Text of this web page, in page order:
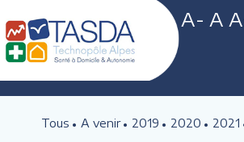
A- A
Tous A venir 2019 2020 2021